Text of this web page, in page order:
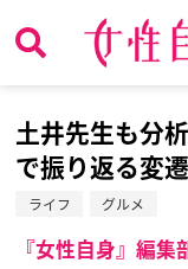
土井先生も分
で振り返る変遷
ライフ グルメ
『女性自身』編集